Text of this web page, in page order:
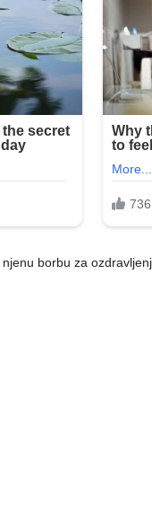
borbu za